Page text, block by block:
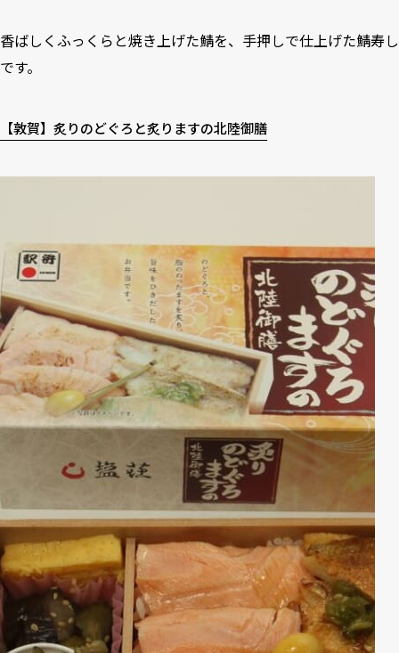
香ばしくふっくらと焼き上げた鯖を、手押しで仕上げた鯖寿し
です。
【敦賀】炙りのどぐろと炙りますの北陸御膳